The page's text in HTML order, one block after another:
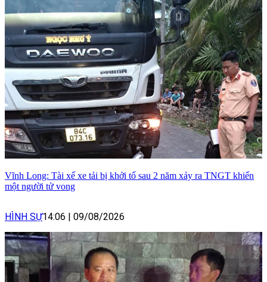
Vĩnh Long: Tài xế xe tải bị khởi tố sau 2 năm xảy ra TNGT khiến
một người tử vong
HÌNH SỰ14:06 | 09/08/2026